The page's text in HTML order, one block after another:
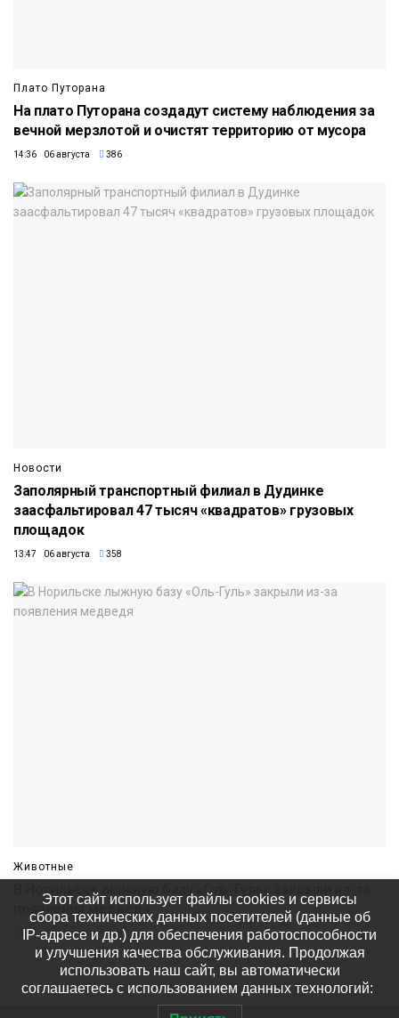
Плато Путорана
На плато Путорана создадут систему наблюдения за
вечной мерзлотой и очистят территорию от мусора
14:36 06 августа 386
Новости
Заполярный транспортный филиал в Дудинке
заасфальтировал 47 тысяч «квадратов» грузовых
площадок
13:47 06 августа 358
Животные
В Норильске лыжную базу «Оль-Гуль» закрыли из-за
появления медведя
13:10 06 августа 590
Этот сайт использует файлы cookies и сервисы
сбора технических данных посетителей (данные об
IP-адресе и др.) для обеспечения работоспособности
и улучшения качества обслуживания. Продолжая
использовать наш сайт, вы автоматически
соглашаетесь с использованием данных технологий: